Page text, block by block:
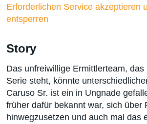
Erforderlichen Service akzeptieren
entsperren
Story
Das unfreiwillige Ermittlerteam, das
Serie steht, könnte
Caruso Sr. ist ein in Ungnade
früher dafür bekannt war, sich über
hinwegzusetzen und auch mal das